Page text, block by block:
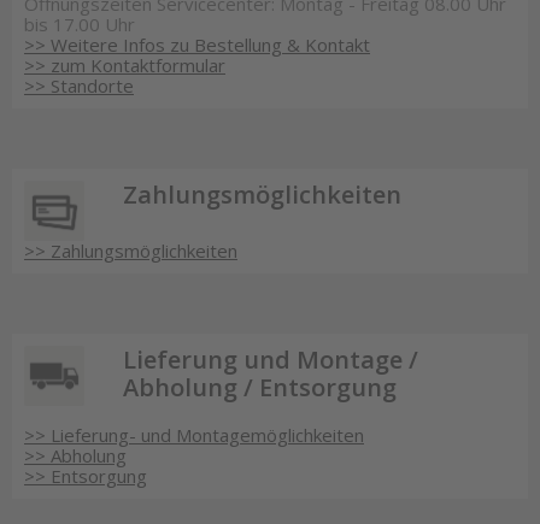
bis 17.00 Uhr
>> Weitere Infos zu Bestellung & Kontakt
>> zum Kontaktformular
>> Standorte
Zahlungsmöglichkeiten
>> Zahlungsmöglichkeiten
Lieferung und Montage /
Abholung / Entsorgung
>> Lieferung- und Montagemöglichkeiten
>> Abholung
>> Entsorgung